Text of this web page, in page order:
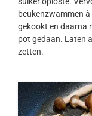
beukenzwammen
gekookt en daarna
pot gedaan. Laten
zetten.